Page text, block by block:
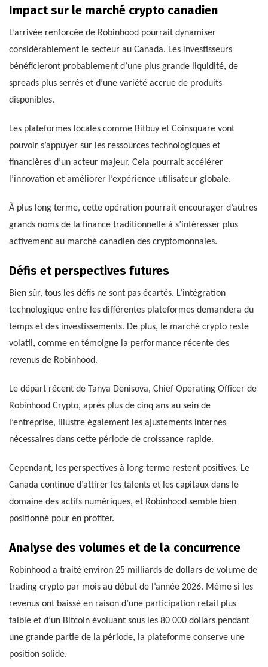
Impact sur le marché crypto canadien
L’arrivée renforcée de Robinhood pourrait dynamiser
considérablement le secteur au Canada. Les investisseurs
bénéficieront probablement d’une plus grande liquidité, de
spreads plus serrés et d’une variété accrue de produits
disponibles.
Les plateformes locales comme Bitbuy et Coinsquare vont
pouvoir s’appuyer sur les ressources technologiques et
financières d’un acteur majeur. Cela pourrait accélérer
l’innovation et améliorer l’expérience utilisateur globale.
À plus long terme, cette opération pourrait encourager d’autres
grands noms de la finance traditionnelle à s’intéresser plus
activement au marché canadien des cryptomonnaies.
Défis et perspectives futures
Bien sûr, tous les défis ne sont pas écartés. L’intégration
technologique entre les différentes plateformes demandera du
temps et des investissements. De plus, le marché crypto reste
volatil, comme en témoigne la performance récente des
revenus de Robinhood.
Le départ récent de Tanya Denisova, Chief Operating Officer de
Robinhood Crypto, après plus de cinq ans au sein de
l’entreprise, illustre également les ajustements internes
nécessaires dans cette période de croissance rapide.
Cependant, les perspectives à long terme restent positives. Le
Canada continue d’attirer les talents et les capitaux dans le
domaine des actifs numériques, et Robinhood semble bien
positionné pour en profiter.
Analyse des volumes et de la concurrence
Robinhood a traité environ 25 milliards de dollars de volume de
trading crypto par mois au début de l’année 2026. Même si les
revenus ont baissé en raison d’une participation retail plus
faible et d’un Bitcoin évoluant sous les 80 000 dollars pendant
une grande partie de la période, la plateforme conserve une
position solide.